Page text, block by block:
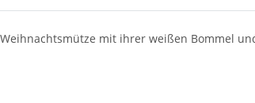
mit ihrer weißen Bommel